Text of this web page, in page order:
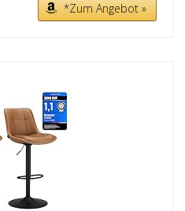
*Zum Angebot »